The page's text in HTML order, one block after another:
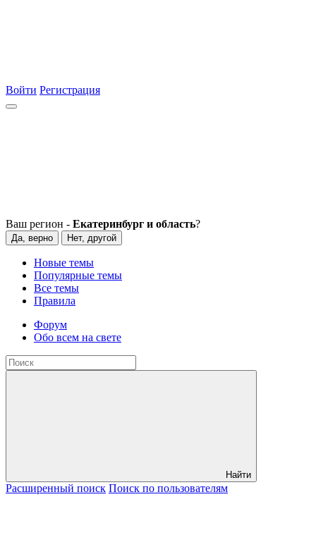
Войти Регистрация
Ваш регион - Екатеринбург и область?
Да, верно Нет, другой
Новые темы
Популярные темы
Все темы
Правила
Форум
Обо всем на свете
Найти
Расширенный поиск Поиск по пользователям